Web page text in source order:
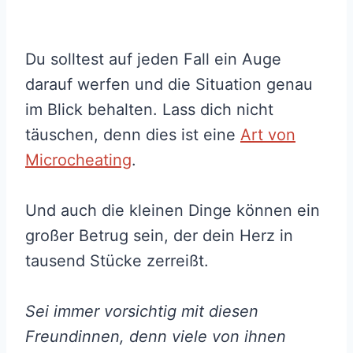
Du solltest auf jeden Fall ein Auge
darauf werfen und die Situation genau
im Blick behalten. Lass dich nicht
täuschen, denn dies ist eine Art von
Microcheating.
Und auch die kleinen Dinge können ein
großer Betrug sein, der dein Herz in
tausend Stücke zerreißt.
Sei immer vorsichtig mit diesen
Freundinnen, denn viele von ihnen